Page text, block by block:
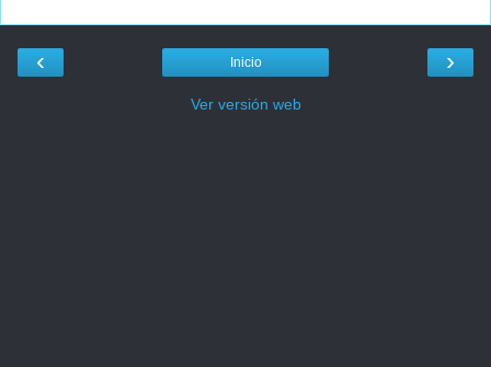
‹ ›
Inicio
Ver versión web